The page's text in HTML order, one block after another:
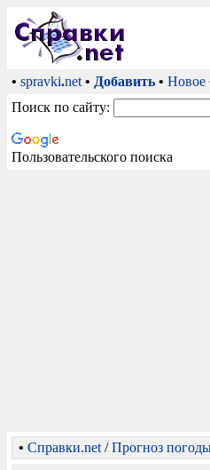
• spravki.net • Добавить • Новое
Поиск по сайту:
Пользовательского поиска
• Справки.net /Прогноз